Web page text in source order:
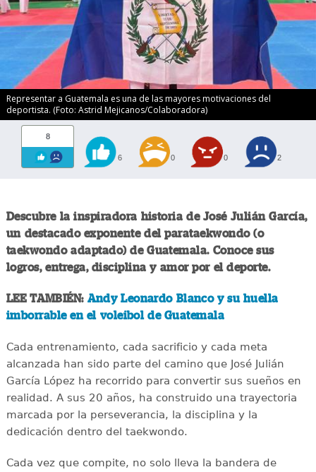
Representar a Guatemala es una de las mayores motivaciones del
deportista. (Foto: Astrid Mejicanos/Colaboradora)
8
6 0 0 2
Descubre la inspiradora historia de José Julián García,
un destacado exponente del parataekwondo (o
taekwondo adaptado) de Guatemala. Conoce sus
logros, entrega, disciplina y amor por el deporte.
LEE TAMBIÉN: Andy Leonardo Blanco y su huella
imborrable en el voleibol de Guatemala
Cada entrenamiento, cada sacrificio y cada meta
alcanzada han sido parte del camino que José Julián
García López ha recorrido para convertir sus sueños en
realidad. A sus 20 años, ha construido una trayectoria
marcada por la perseverancia, la disciplina y la
dedicación dentro del taekwondo.
Cada vez que compite, no solo lleva la bandera de